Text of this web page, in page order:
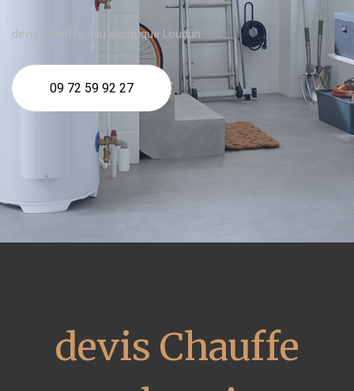
devis Chauffe eau electrique Loudun
09 72 59 92 27
devis Chauffe